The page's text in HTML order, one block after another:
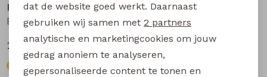
Ravagio
Bogan W20218 jongens sweatshirt Kobalt
22,99
Ravagio
22,99
Marketing cookies
dat de website goed werkt. Daarnaast
gebruiken wij samen met 2 partners
analytische en marketingcookies om jouw
gedrag anoniem te analyseren,
gepersonaliseerde content te tonen en